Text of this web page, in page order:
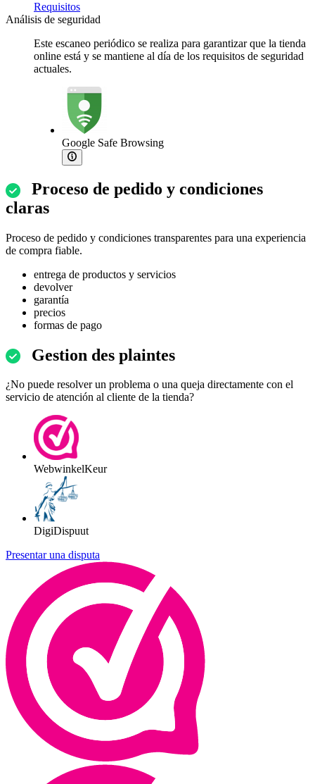
Requisitos
Análisis de seguridad
Este escaneo periódico se realiza para garantizar que la tienda
online está y se mantiene al día de los requisitos de seguridad
actuales.
Google Safe Browsing
Proceso de pedido y condiciones
claras
Proceso de pedido y condiciones transparentes para una experiencia
de compra fiable.
entrega de productos y servicios
devolver
garantía
precios
formas de pago
Gestion des plaintes
¿No puede resolver un problema o una queja directamente con el
servicio de atención al cliente de la tienda?
WebwinkelKeur
DigiDispuut
Presentar una disputa